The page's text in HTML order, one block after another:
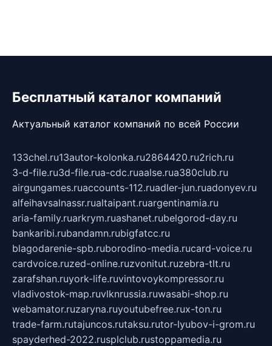
Бесплатный каталог компаний
Актуальный каталог компаний по всей России
133chel.ru13autor-kolonka.ru2864420.ru2rich.ru
3-d-file.ru3d-file.rua-cdc.ruaalse.rua380club.ru
airgungames.ruaccounts-112.ruadler-jun.ruadonyev.ru
alfeihavsalnassr.rualtaipant.ruargentinamia.ru
aria-family.ruarkrym.ruashanet.rubelgorod-day.ru
bankaribi.rubandamn.rubigfatcc.ru
blagodarenie-spb.ruborodino-media.rucard-voice.ru
cardvoice.ruzed-online.ruzvonitut.ruzebra-tlt.ru
zarafshan.ruyork-life.ruvintovoykompressor.ru
vladivostok-map.ruvlknrussia.ruwasabi-shop.ru
webamator.ruzaryna.ruyoutubefree.rux-ton.ru
trade-farm.rutajuncos.rutaksu.rutor-lyubov-i-grom.ru
spayderhed-2022.rusplclub.rustoppamedia.ru